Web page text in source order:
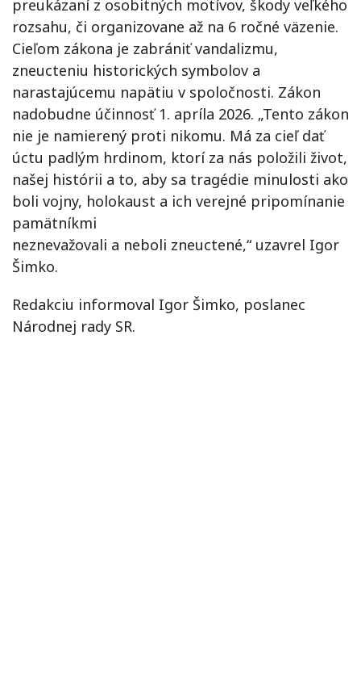
preukázaní z osobitných motívov, škody veľkého
rozsahu, či organizovane až na 6 ročné väzenie.
Cieľom zákona je zabrániť vandalizmu,
zneucteniu historických symbolov a
narastajúcemu napätiu v spoločnosti. Zákon
nadobudne účinnosť 1. apríla 2026. „Tento zákon
nie je namierený proti nikomu. Má za cieľ dať
úctu padlým hrdinom, ktorí za nás položili život,
našej histórii a to, aby sa tragédie minulosti ako
boli vojny, holokaust a ich verejné pripomínanie
pamätníkmi
neznevažovali a neboli zneuctené,“ uzavrel Igor
Šimko.
Redakciu informoval Igor Šimko, poslanec
Národnej rady SR.